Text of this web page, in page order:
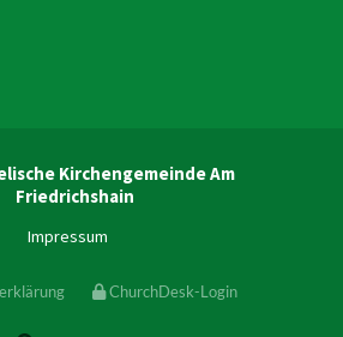
Kirchengemeinde Am
Friedrichshain
Impressum
ChurchDesk-Login